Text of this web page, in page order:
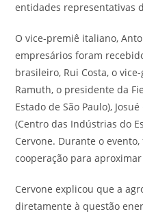
entidades representativas
O vice-premiê italiano,
empresários foram
brasileiro, Rui Costa, o
Ramuth, o presidente da
Estado de São Paulo),
(Centro das Indústrias do
Cervone. Durante o
cooperação para
Cervone explicou que a
diretamente à questão